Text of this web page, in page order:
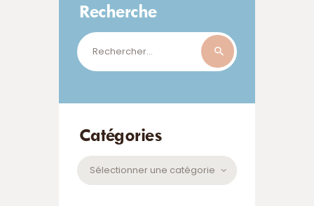
Recherche
Rechercher :
Catégories
Catégories